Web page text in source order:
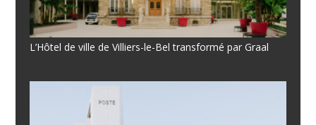
L’Hôtel de ville de Villiers-le-Bel transformé par Graal